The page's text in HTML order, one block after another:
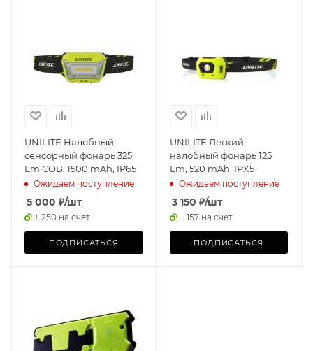
UNILITE Налобный
сенсорный фонарь 325
Lm COB, 1500 mAh, IP65
Ожидаем поступление
5 000 ₽/шт
+ 250 на счет
ПОДПИСАТЬСЯ
UNILITE Легкий
налобный фонарь 125
Lm, 520 mAh, IPX5
Ожидаем поступление
3 150 ₽/шт
+ 157 на счет
ПОДПИСАТЬСЯ